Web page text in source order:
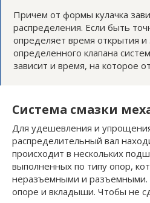
Причем от формы кулачка
распределения. Если быть
определяет время открытия и
определенного клапана
зависит и время, на которое
Система смазки
Для удешевления и
распределительный вал
происходит в нескольких
выполненных по типу опор,
неразъемными и разъемными.
опоре и вкладыши. Чтобы не